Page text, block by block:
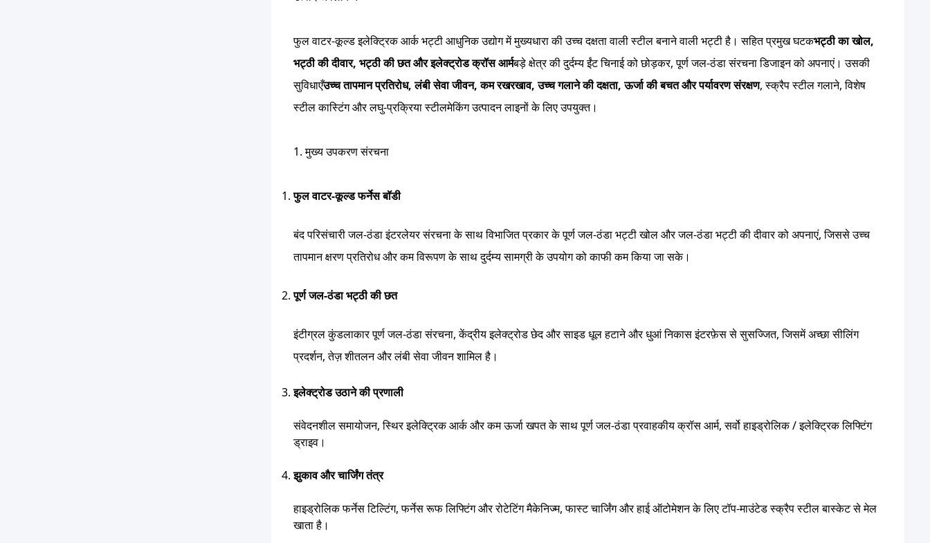
फुल वाटर-कूल्ड इलेक्ट्रिक आर्क भट्टी आधुनिक उद्योग में मुख्यधारा की उच्च दक्षता वाली स्टील बनाने वाली भट्टी है। सहित प्रमुख घटकभट्ठी का खोल,
भट्ठी की दीवार, भट्ठी की छत और इलेक्ट्रोड क्रॉस आर्मबड़े क्षेत्र की दुर्दम्य ईंट चिनाई को छोड़कर, पूर्ण जल-ठंडा संरचना डिजाइन को अपनाएं। उसकी
सुविधाएँउच्च तापमान प्रतिरोध, लंबी सेवा जीवन, कम रखरखाव, उच्च गलाने की दक्षता, ऊर्जा की बचत और पर्यावरण संरक्षण, स्क्रैप स्टील गलाने, विशेष
स्टील कास्टिंग और लघु-प्रक्रिया स्टीलमेकिंग उत्पादन लाइनों के लिए उपयुक्त।
1. मुख्य उपकरण संरचना
फुल वाटर-कूल्ड फर्नेस बॉडी
बंद परिसंचारी जल-ठंडा इंटरलेयर संरचना के साथ विभाजित प्रकार के पूर्ण जल-ठंडा भट्टी खोल और जल-ठंडा भट्टी की दीवार को अपनाएं, जिससे उच्च
तापमान क्षरण प्रतिरोध और कम विरूपण के साथ दुर्दम्य सामग्री के उपयोग को काफी कम किया जा सके।
पूर्ण जल-ठंडा भट्ठी की छत
इंटीग्रल कुंडलाकार पूर्ण जल-ठंडा संरचना, केंद्रीय इलेक्ट्रोड छेद और साइड धूल हटाने और धुआं निकास इंटरफ़ेस से सुसज्जित, जिसमें अच्छा सीलिंग
प्रदर्शन, तेज़ शीतलन और लंबी सेवा जीवन शामिल है।
इलेक्ट्रोड उठाने की प्रणाली
संवेदनशील समायोजन, स्थिर इलेक्ट्रिक आर्क और कम ऊर्जा खपत के साथ पूर्ण जल-ठंडा प्रवाहकीय क्रॉस आर्म, सर्वो हाइड्रोलिक / इलेक्ट्रिक लिफ्टिंग
ड्राइव।
झुकाव और चार्जिंग तंत्र
हाइड्रोलिक फर्नेस टिल्टिंग, फर्नेस रूफ लिफ्टिंग और रोटेटिंग मैकेनिज्म, फास्ट चार्जिंग और हाई ऑटोमेशन के लिए टॉप-माउंटेड स्क्रैप स्टील बास्केट से मेल
खाता है।